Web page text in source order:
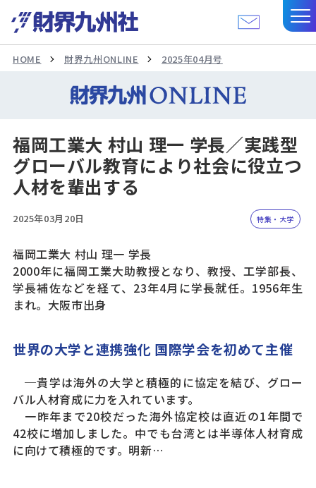
HOME 財界九州ONLINE 2025年04月号
福岡工業大 村山 理一 学長／実践型
グローバル教育により社会に役立つ
人材を輩出する
2025年03月20日 特集・大学
福岡工業大 村山 理一 学長
2000年に福岡工業大助教授となり、教授、工学部長、
学長補佐などを経て、23年4月に学長就任。1956年生
まれ。大阪市出身
世界の大学と連携強化 国際学会を初めて主催
─貴学は海外の大学と積極的に協定を結び、グロー
バル人材育成に力を入れています。
一昨年まで20校だった海外協定校は直近の1年間で
42校に増加しました。中でも台湾とは半導体人材育成
に向けて積極的です。明新…